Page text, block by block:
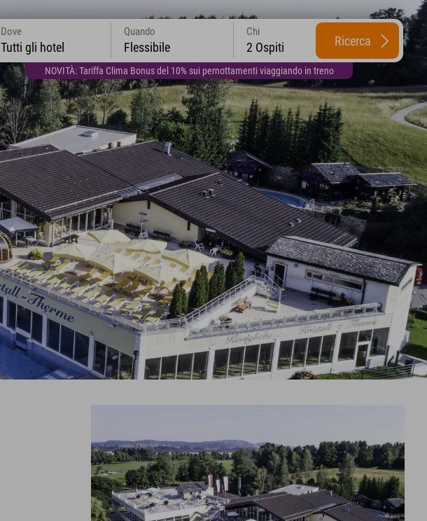
NOVITÀ: Tariffa Clima Bonus del 10% sui pernottamenti viaggiando in treno
Dove
Tutti gli hotel
Quando
Flessibile
Chi
2 Ospiti Ricerca